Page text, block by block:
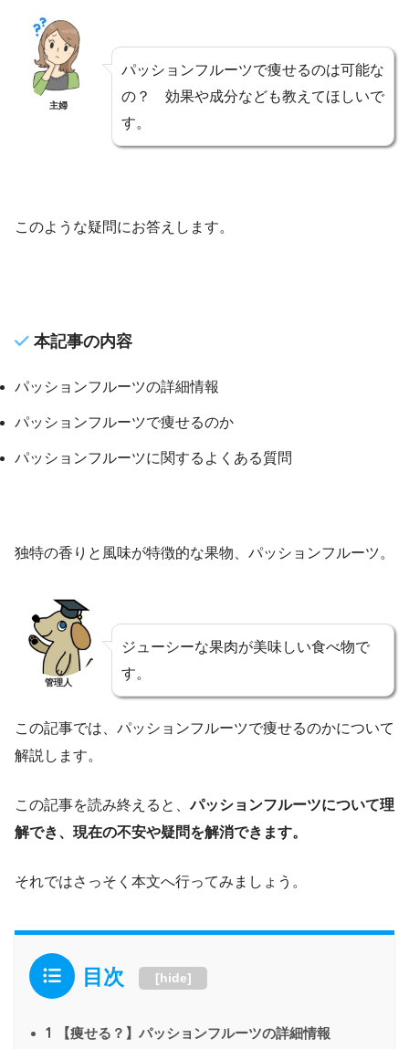
主婦
パッションフルーツで痩せるのは可能な
の？ 効果や成分なども教えてほしいで
す。
このような疑問にお答えします。
本記事の内容
パッションフルーツの詳細情報
パッションフルーツで痩せるのか
パッションフルーツに関するよくある質問
独特の香りと風味が特徴的な果物、パッションフルーツ。
管理人
ジューシーな果肉が美味しい食べ物で
す。
この記事では、パッションフルーツで痩せるのかについて
解説します。
この記事を読み終えると、パッションフルーツについて理
解でき、現在の不安や疑問を解消できます。
それではさっそく本文へ行ってみましょう。
目次 [hide]
1 【痩せる？】パッションフルーツの詳細情報